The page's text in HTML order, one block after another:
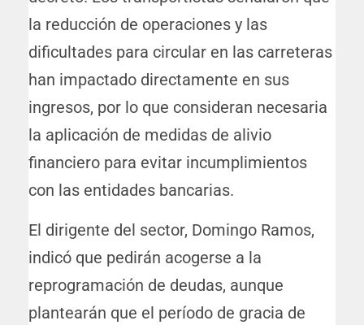
la reducción de operaciones y las
dificultades para circular en las carreteras
han impactado directamente en sus
ingresos, por lo que consideran necesaria
la aplicación de medidas de alivio
financiero para evitar incumplimientos
con las entidades bancarias.
El dirigente del sector, Domingo Ramos,
indicó que pedirán acogerse a la
reprogramación de deudas, aunque
plantearán que el período de gracia de